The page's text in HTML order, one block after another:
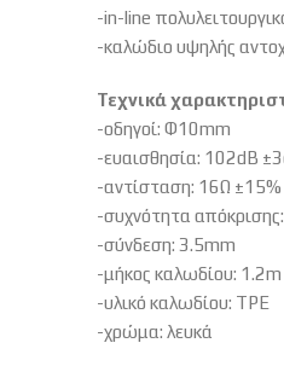
-in-line
-καλώδιο υψηλής
Τεχνικά
-οδηγοί: Φ10mm
-ευαισθησία: 102dB
-αντίσταση: 16Ω ±15%
-συχνότητα
-σύνδεση: 3.5mm
-μήκος καλωδίου: 1.2m
-υλικό καλωδίου: TPE
-χρώμα: λευκά